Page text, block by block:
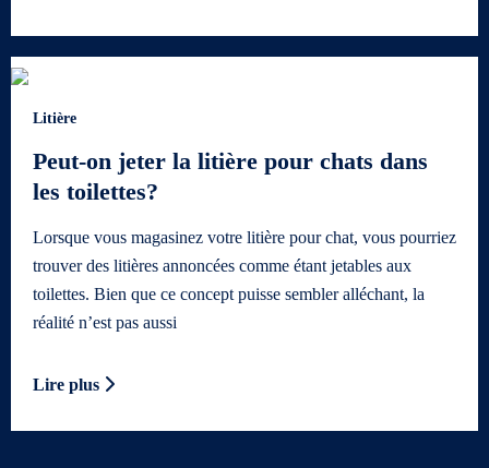
Litière
Peut-on jeter la litière pour chats dans
les toilettes?
Lorsque vous magasinez votre litière pour chat, vous pourriez
trouver des litières annoncées comme étant jetables aux
toilettes. Bien que ce concept puisse sembler alléchant, la
réalité n’est pas aussi
Lire plus